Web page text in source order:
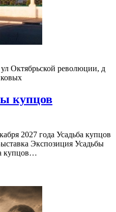
Октябрьской революции, д
купцов
2027 года Усадьба купцов
Экспозиция Усадьбы
купцов…